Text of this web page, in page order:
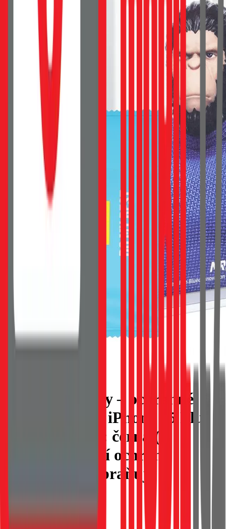
5D Mr. Monkey – ochranné
sklo pro Apple iPhone 15 Plus /
16 Plus, barva: černá (s
vysokou úrovní ochrany
soukromí – zabraňuje